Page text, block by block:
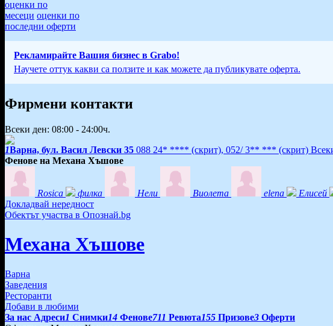
оценки по
месеци оценки по
последни оферти
Рекламирайте Вашия бизнес в Grabo!
Научете оттук какви са ползите и как можете да публикувате оферта.
Фирмени контакти
Всеки ден: 08:00 - 24:00ч.
1Варна, бул. Васил Левски 35 088 24* **** (скрит), 052/ 3** *** (скрит)
Фенове на Механа Хъшове
Rosica филка Нели Bиолета elena Елисей
Докладвай нередност
Обектът участва в Опознай.bg
Механа Хъшове
Варна
Заведения
Ресторанти
Добави в любими
За нас Адреси1 Снимки14 Фенове711 Ревюта155 Призове3 Оферти